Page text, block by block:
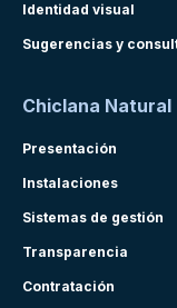
Identidad visual
Sugerencias y
Chiclana Natural
Presentación
Instalaciones
Sistemas de gestión
Transparencia
Contratación